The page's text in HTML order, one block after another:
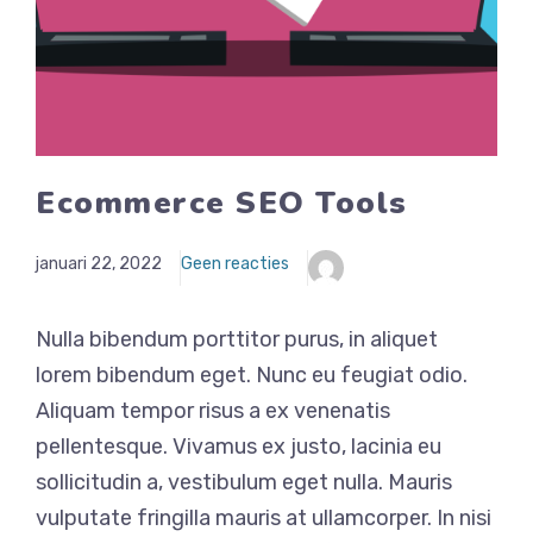
Ecommerce SEO Tools
januari 22, 2022 Geen reacties
Nulla bibendum porttitor purus, in aliquet
lorem bibendum eget. Nunc eu feugiat odio.
Aliquam tempor risus a ex venenatis
pellentesque. Vivamus ex justo, lacinia eu
sollicitudin a, vestibulum eget nulla. Mauris
vulputate fringilla mauris at ullamcorper. In nisi